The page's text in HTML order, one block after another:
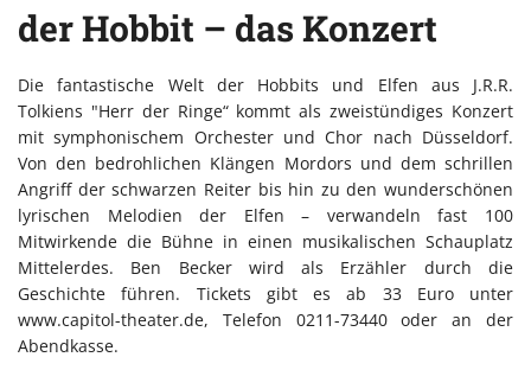
der Hobbit – das Konzert
Die fantastische Welt der Hobbits und Elfen aus J.R.R.
Tolkiens "Herr der Ringe“ kommt als zweistündiges Konzert
mit symphonischem Orchester und Chor nach Düsseldorf.
Von den bedrohlichen Klängen Mordors und dem schrillen
Angriff der schwarzen Reiter bis hin zu den wunderschönen
lyrischen Melodien der Elfen – verwandeln fast 100
Mitwirkende die Bühne in einen musikalischen Schauplatz
Mittelerdes. Ben Becker wird als Erzähler durch die
Geschichte führen. Tickets gibt es ab 33 Euro unter
www.capitol-theater.de, Telefon 0211-73440 oder an der
Abendkasse.